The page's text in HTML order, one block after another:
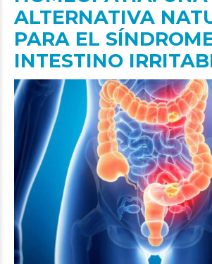
ALTERNATIVA
PARA EL
INTESTINO